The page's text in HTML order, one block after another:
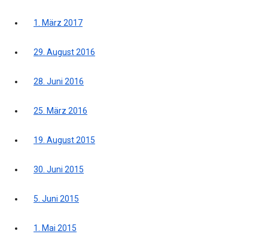
1. März 2017
29. August 2016
28. Juni 2016
25. März 2016
19. August 2015
30. Juni 2015
5. Juni 2015
1. Mai 2015